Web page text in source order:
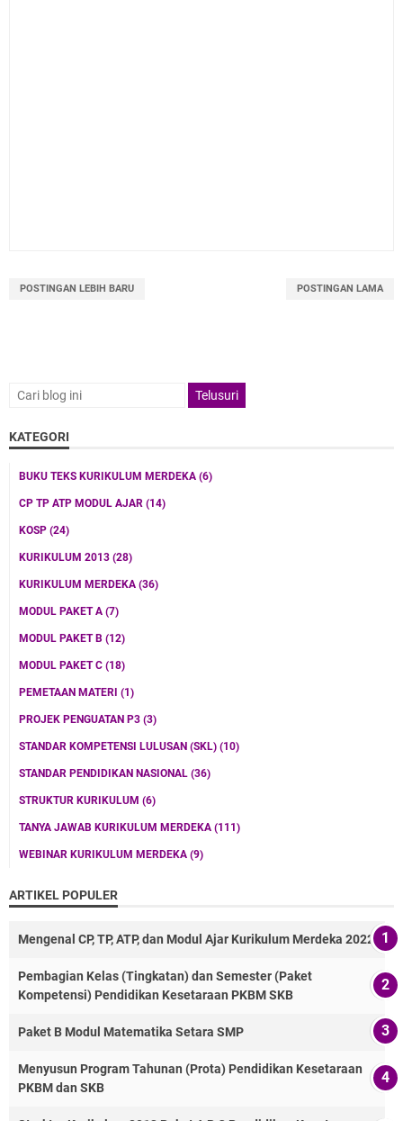
POSTINGAN LEBIH BARU POSTINGAN LAMA
KATEGORI
BUKU TEKS KURIKULUM MERDEKA (6)
CP TP ATP MODUL AJAR (14)
KOSP (24)
KURIKULUM 2013 (28)
KURIKULUM MERDEKA (36)
MODUL PAKET A (7)
MODUL PAKET B (12)
MODUL PAKET C (18)
PEMETAAN MATERI (1)
PROJEK PENGUATAN P3 (3)
STANDAR KOMPETENSI LULUSAN (SKL) (10)
STANDAR PENDIDIKAN NASIONAL (36)
STRUKTUR KURIKULUM (6)
TANYA JAWAB KURIKULUM MERDEKA (111)
WEBINAR KURIKULUM MERDEKA (9)
ARTIKEL POPULER
Mengenal CP, TP, ATP, dan Modul Ajar Kurikulum Merdeka 2022
Pembagian Kelas (Tingkatan) dan Semester (Paket
Kompetensi) Pendidikan Kesetaraan PKBM SKB
Paket B Modul Matematika Setara SMP
Menyusun Program Tahunan (Prota) Pendidikan Kesetaraan
PKBM dan SKB